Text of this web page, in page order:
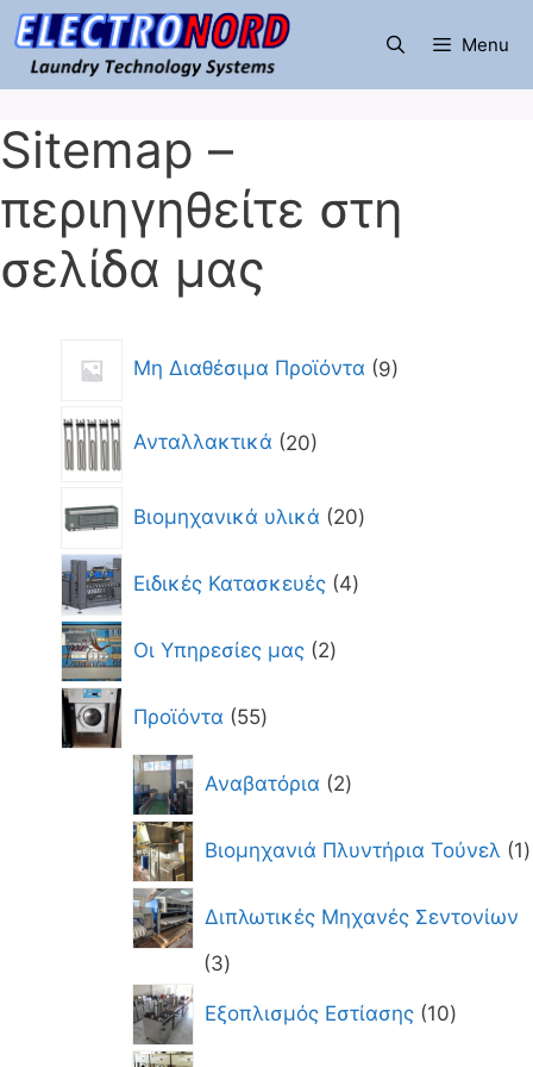
Μετάβαση
σε
περιεχόμενο
Menu
Sitemap –
περιηγηθείτε στη
σελίδα μας
Μη Διαθέσιμα Προϊόντα 9
προϊόντα
Ανταλλακτικά 20προϊόντα
Βιομηχανικά υλικά 20
προϊόντα
Ειδικές Κατασκευές 4
προϊόντα
Οι Υπηρεσίες μας 2
προϊόντα
Προϊόντα 55
προϊόντα
Αναβατόρια 2
προϊόντα
Βιομηχανιά Πλυντήρια Τούνελ 1
Διπλωτικές Μηχανές Σεντονίων
33
Εξοπλισμός Εστίασης
10